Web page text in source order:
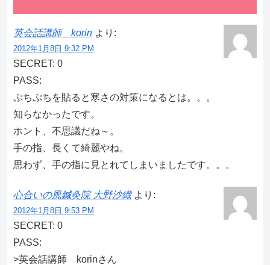
英会話講師 korin より:
2012年1月8日 9:32 PM
SECRET: 0
PASS:
ぷちぷちを貼ると寒さの対策になるとは。。。
知らなかったです。
ホント、不思議だね～。
手の指、長くて綺麗やね。
思わず、手の指に見とれてしまいましたです。。。
心合いの風鍼灸院 大野沙織 より:
2012年1月8日 9:53 PM
SECRET: 0
PASS:
>英会話講師 korinさん